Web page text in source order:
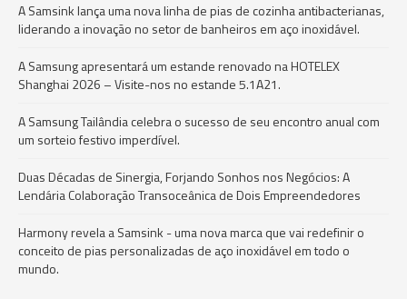
A Samsink lança uma nova linha de pias de cozinha antibacterianas,
liderando a inovação no setor de banheiros em aço inoxidável.
A Samsung apresentará um estande renovado na HOTELEX
Shanghai 2026 – Visite-nos no estande 5.1A21.
A Samsung Tailândia celebra o sucesso de seu encontro anual com
um sorteio festivo imperdível.
Duas Décadas de Sinergia, Forjando Sonhos nos Negócios: A
Lendária Colaboração Transoceânica de Dois Empreendedores
Harmony revela a Samsink - uma nova marca que vai redefinir o
conceito de pias personalizadas de aço inoxidável em todo o
mundo.